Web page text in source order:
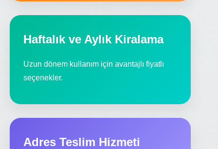
Haftalık ve Aylık Kiralama
Uzun dönem kullanım için avantajlı fiyatlı
seçenekler.
Adres Teslim Hizmeti